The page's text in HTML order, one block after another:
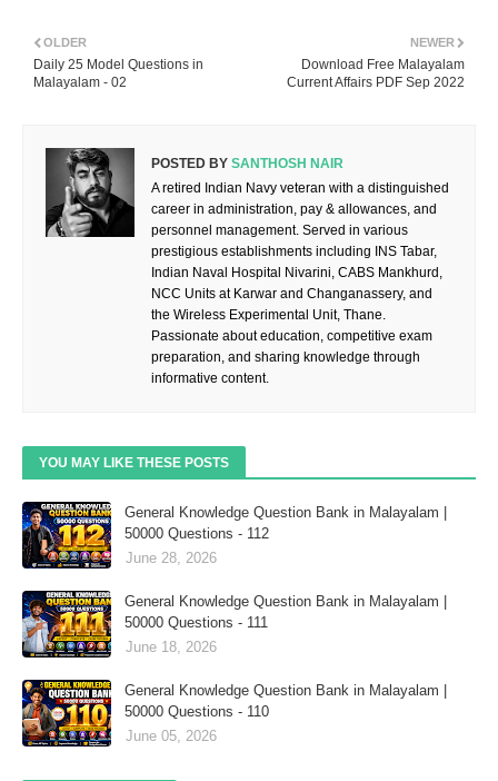
NEWER
Download Free Malayalam
Current Affairs PDF Sep 2022
OLDER
Daily 25 Model Questions in
Malayalam - 02
POSTED BY SANTHOSH NAIR
A retired Indian Navy veteran with a distinguished
career in administration, pay & allowances, and
personnel management. Served in various
prestigious establishments including INS Tabar,
Indian Naval Hospital Nivarini, CABS Mankhurd,
NCC Units at Karwar and Changanassery, and
the Wireless Experimental Unit, Thane.
Passionate about education, competitive exam
preparation, and sharing knowledge through
informative content.
YOU MAY LIKE THESE POSTS
General Knowledge Question Bank in Malayalam |
50000 Questions - 112
June 28, 2026
General Knowledge Question Bank in Malayalam |
50000 Questions - 111
June 18, 2026
General Knowledge Question Bank in Malayalam |
50000 Questions - 110
June 05, 2026